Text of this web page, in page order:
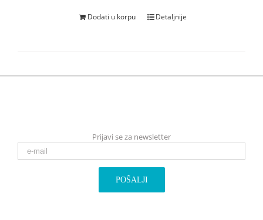
Dodati u korpu Detaljnije
Prijavi se za newsletter